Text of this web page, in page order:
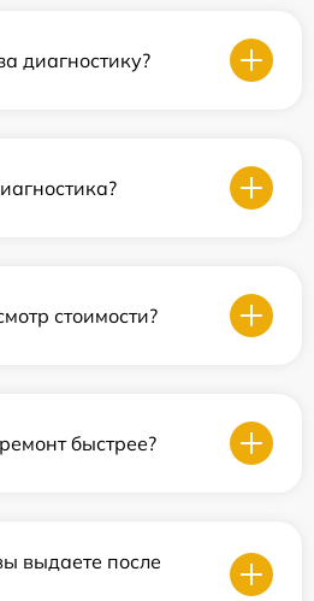
диагностику?
стоимости?
быстрее?
выдаете после